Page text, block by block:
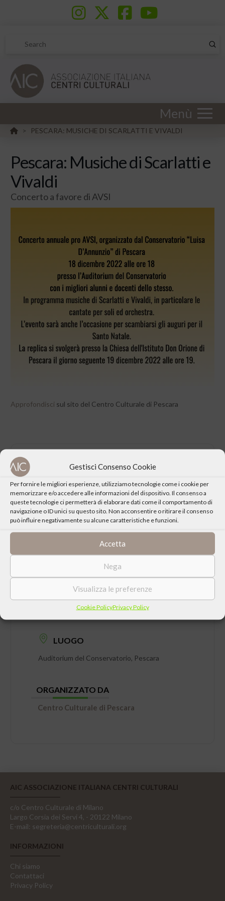
Gestisci Consenso Cookie
Per fornire le migliori esperienze, utilizziamo tecnologie come i cookie per
memorizzare e/o accedere alle informazioni del dispositivo. Il consenso a
queste tecnologie ci permetterà di elaborare dati come il comportamento di
navigazione o ID unici su questo sito. Non acconsentire o ritirare il consenso
può influire negativamente su alcune caratteristiche e funzioni.
Accetta
Nega
Visualizza le preferenze
Cookie PolicyPrivacy Policy
Search
Menù
HOME
> PESCARA: MUSICHE DI SCARLATTI E VIVALDI
Pescara: Musiche di Scarlatti e
Vivaldi
Concerto a favore di AVSI
Approfondisci sul sito del Centro Culturale di Pescara
CONDIVIDI QUESTO EVENTO
DATA
Domenica 18 Dicembre 2022 ore 18:00
LUOGO
Auditorium del Conservatorio, Pescara
ORGANIZZATO DA
Centro Culturale di Pescara
AIC ASSOCIAZIONE ITALIANA CENTRI CULTURALI
c/o Centro Culturale di Milano
Largo Corsia dei Servi 4, - 20122 Milano
E-mail: segreteria@centriculturali.org
INFORMAZIONI
Chi siamo
Contattaci
Privacy Policy